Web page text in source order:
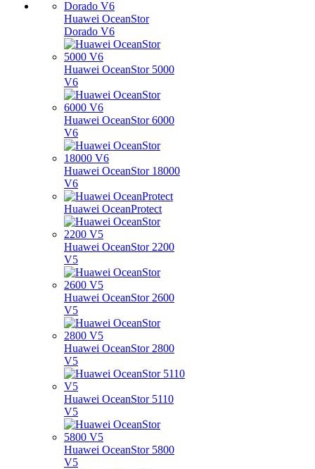
Huawei OceanStor
Dorado V6
Huawei OceanStor 5000
V6
Huawei OceanStor 6000
V6
Huawei OceanStor 18000
V6
Huawei OceanProtect
Huawei OceanStor 2200
V5
Huawei OceanStor 2600
V5
Huawei OceanStor 2800
V5
Huawei OceanStor 5110
V5
Huawei OceanStor 5800
V5